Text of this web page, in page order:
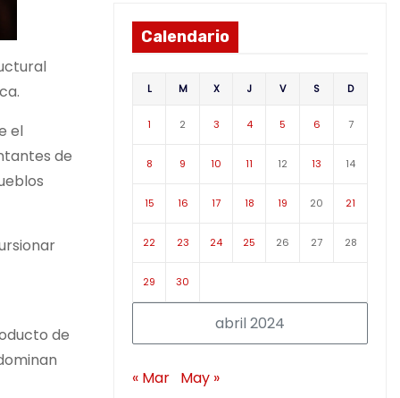
el
de
de
Calendario
abril 2024
L M X J V S D
1 2 3 4 5 6 7
8 9 10 11 12 13 14
15 16 17 18 19 20 21
22 23 24 25 26 27 28
29 30
« Mar May »